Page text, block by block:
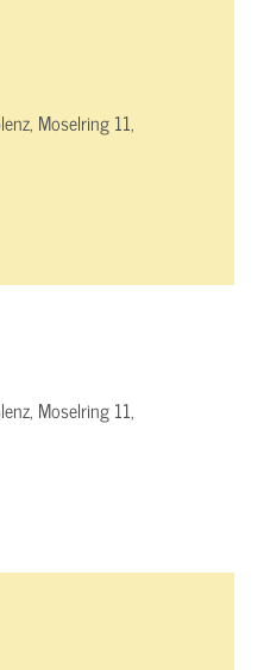
Moselring 11,
Moselring 11,